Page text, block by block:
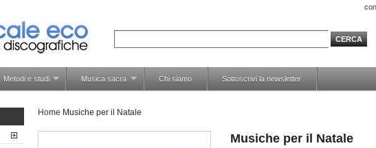
Metodi e studi Musica sacra Chi siamo Sottoscrivi la newsletter
Home Musiche per il Natale
Musiche per il Natale